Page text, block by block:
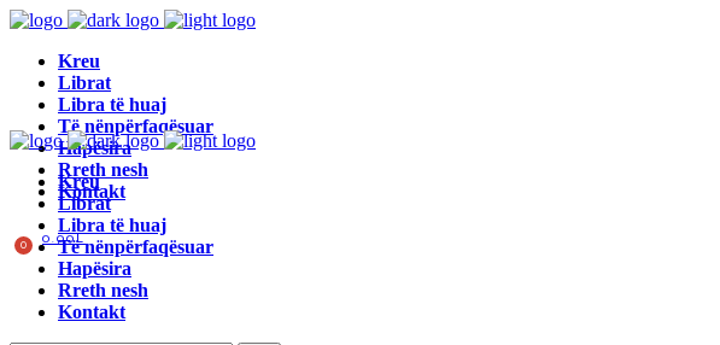
Kreu
Librat
Libra të huaj
Të nënpërfaqësuar
Hapësira
Rreth nesh
Kontakt
0 0.00L
Kreu
Librat
Libra të huaj
Të nënpërfaqësuar
Hapësira
Rreth nesh
Kontakt